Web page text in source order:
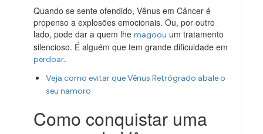
Quando se sente ofendido, Vênus em Câncer é
propenso a explosões emocionais. Ou, por outro
lado, pode dar a quem lhemagoou um tratamento
silencioso. É alguém que tem grande dificuldade em
perdoar.
Veja como evitar que Vênus Retrógrado abale o
seu namoro
Como conquistar uma